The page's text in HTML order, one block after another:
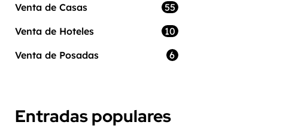
Venta de Casas 55
Venta de Hoteles 10
Venta de Posadas 6
Entradas populares